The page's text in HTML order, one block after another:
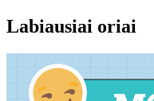
Labiausiai oriai